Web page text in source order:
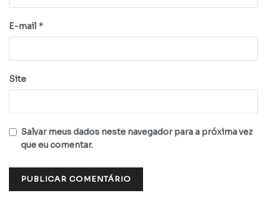
E-mail *
Site
Salvar meus dados neste navegador para a próxima vez
que eu comentar.